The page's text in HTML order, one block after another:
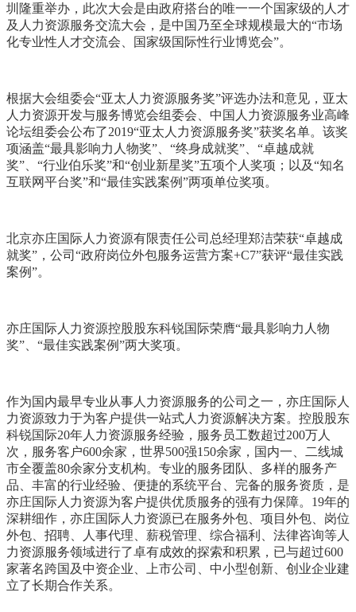
圳隆重举办，此次大会是由政府搭台的唯一一个国家级的人才
及人力资源服务交流大会，是中国乃至全球规模最大的“市场
化专业性人才交流会、国家级国际性行业博览会”。
根据大会组委会“亚太人力资源服务奖”评选办法和意见， 亚太
人力资源开发与服务博览会组委会、 中国人力资源服务业高峰
论坛组委会公布了2019“亚太人力资源服务奖”获奖名单。该奖
项涵盖“最具影响力人物奖”、“终身成就奖”、“卓越成就
奖”、“行业伯乐奖”和“创业新星奖”五项个人奖项；以及“知名
互联网平台奖”和“最佳实践案例”两项单位奖项。
北京亦庄国际人力资源有限责任公司总经理郑洁荣获“卓越成
就奖”，公司“政府岗位外包服务运营方案+C7”获评“最佳实践
案例”。
亦庄国际人力资源控股股东科锐国际荣膺“最具影响力人物
奖”、“最佳实践案例”两大奖项。
作为国内最早专业从事人力资源服务的公司之一，亦庄国际人
力资源致力于为客户提供一站式人力资源解决方案。控股股东
科锐国际20年人力资源服务经验，服务员工数超过200万人
次，服务客户600余家，世界500强150余家，国内一、二线城
市全覆盖80余家分支机构。专业的服务团队、多样的服务产
品、丰富的行业经验、便捷的系统平台、完备的服务资质，是
亦庄国际人力资源为客户提供优质服务的强有力保障。19年的
深耕细作，亦庄国际人力资源已在服务外包、项目外包、岗位
外包、招聘、人事代理、薪税管理、综合福利、法律咨询等人
力资源服务领域进行了卓有成效的探索和积累，已与超过600
家著名跨国及中资企业、上市公司、中小型创新、创业企业建
立了长期合作关系。